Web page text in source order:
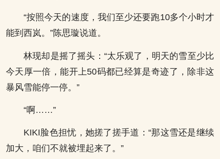
“按照今天的速度，我们至少还要跑10多个小时才
能到西岚。”陈思璇说道。
林现却是摇了摇头：“太乐观了，明天的雪至少比
今天厚一倍，能开上50码都已经算是奇迹了，除非这
暴风雪能停一停。”
“啊……”
KIKI脸色担忧，她搓了搓手道：“那这雪还是继续
加大，咱们不就被埋起来了。”